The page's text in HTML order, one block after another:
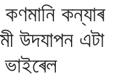
কণমানি কন্যাৰ
উদযাপন এটা
ভাইৰেল